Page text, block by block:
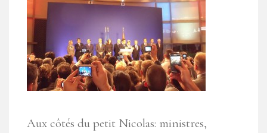
Aux côtés du petit Nicolas: ministres,